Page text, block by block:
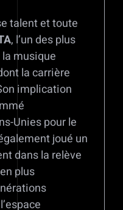
talent et toute
, l’un des plus
musique
la carrière
implication
Unies pour le
joué un
dans la relève
plus